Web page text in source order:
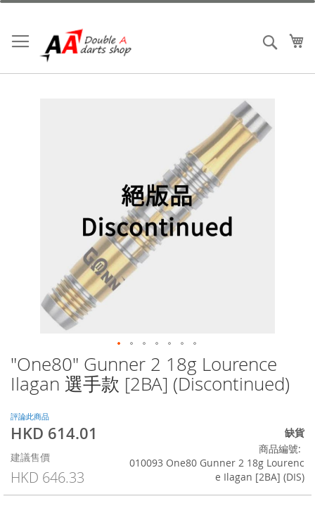
跳
內
容
搜索
"One80" Gunner 2 18g Lourence
Ilagan 選手款 [2BA] (Discontinued)
評論此商品
特
價
格
HKD 614.01
建議售價
HKD 646.33
缺貨
商品編號
010093 One80 Gunner 2 18g Lourenc
e Ilagan [2BA] (DIS)
Skip
to
the
of
the
gallery